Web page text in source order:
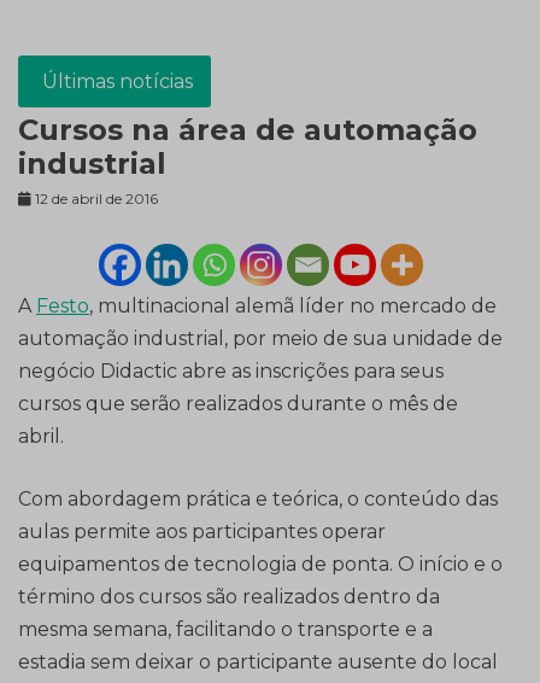
Últimas notícias
Cursos na área de automação
industrial
12 de abril de 2016
A Festo, multinacional alemã líder no mercado de
automação industrial, por meio de sua unidade de
negócio Didactic abre as inscrições para seus
cursos que serão realizados durante o mês de
abril.
Com abordagem prática e teórica, o conteúdo das
aulas permite aos participantes operar
equipamentos de tecnologia de ponta. O início e o
término dos cursos são realizados dentro da
mesma semana, facilitando o transporte e a
estadia sem deixar o participante ausente do local